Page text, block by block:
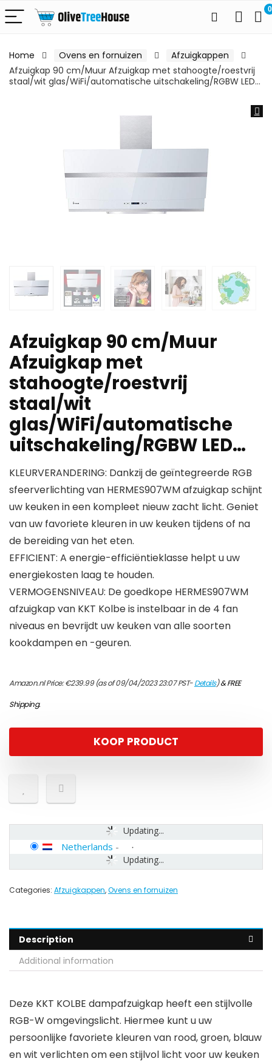
0
Home Ovens en fornuizen
Afzuigkappen
Afzuigkap 90 cm/Muur Afzuigkap met stahoogte/roestvrij
staal/wit glas/WiFi/automatische uitschakeling/RGBW LED…
Afzuigkap 90 cm/Muur
Afzuigkap met
stahoogte/roestvrij
staal/wit
glas/WiFi/automatische
uitschakeling/RGBW LED…
KLEURVERANDERING: Dankzij de geïntegreerde RGB
sfeerverlichting van HERMES907WM afzuigkap schijnt
uw keuken in een kompleet nieuw zacht licht. Geniet
van uw favoriete kleuren in uw keuken tijdens of na
de bereiding van het eten.
EFFICIENT: A energie-efficiëntieklasse helpt u uw
energiekosten laag te houden.
VERMOGENSNIVEAU: De goedkope HERMES907WM
afzuigkap van KKT Kolbe is instelbaar in de 4 fan
niveaus en bevrijdt uw keuken van alle soorten
kookdampen en -geuren.
Amazon.nl Price:€239.99(as of 09/04/2023 23:07 PST-Details)&FREE
Shipping.
KOOP PRODUCT
Updating...
Updating...
Netherlands -
Categories: Afzuigkappen,Ovens en fornuizen
Description
Additional information
Deze KKT KOLBE dampafzuigkap heeft een stijlvolle
RGB-W omgevingslicht. Hiermee kunt u uw
persoonlijke favoriete kleuren van rood, groen, blauw
en wit verlichten om een stijlvol licht voor uw keuken